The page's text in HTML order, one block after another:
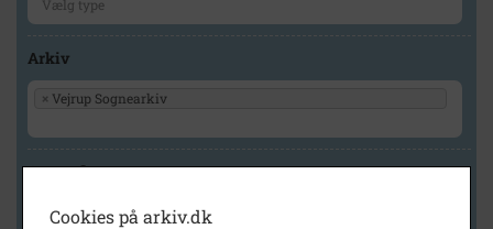
Arkiv
× Vejrup Sognearkiv
Geografi
Cookies på arkiv.dk